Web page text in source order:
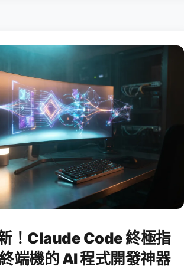
！Claude Code 終極指
端機的 AI 程式開發神器